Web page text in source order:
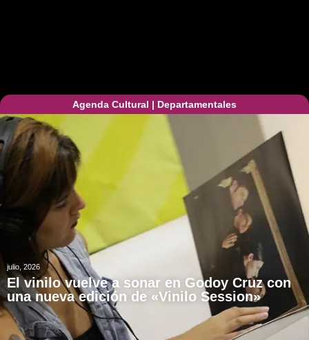
Agenda Cultural | Departamentales
julio, 2026
El vinilo vuelve a sonar en Godoy Cruz con
una nueva edición de «Vinilo Session»